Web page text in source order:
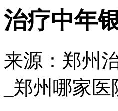
治疗中年
来源：郑州
_郑州哪家